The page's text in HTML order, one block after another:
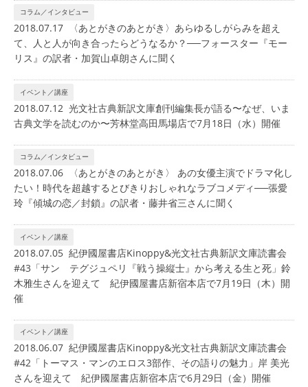
コラム／インタビュー
2018.07.17 〈あとがきのあとがき〉あらゆるしがらみを超え
て、人と人が向き合ったらどうなるか？──フォースター『モー
リス』の訳者・加賀山卓朗さんに聞く
イベント／講座
2018.07.12 光文社古典新訳文庫創刊編集長が語る〜なぜ、いま
古典文学を読むのか〜芳林堂高田馬場店で7月18日（水）開催
コラム／インタビュー
2018.07.06 〈あとがきのあとがき〉 あの女優主演でドラマ化し
たい！時代を超越するとびきりおしゃれなラブコメディ──張愛
玲『傾城の恋／封鎖』の訳者・藤井省三さんに聞く
イベント／講座
2018.07.05 紀伊國屋書店Kinoppy&光文社古典新訳文庫読書会
#43「サン゠テグジュペリ『戦う操縦士』から考える生と死」鈴
木雅生さんを迎えて 紀伊國屋書店新宿本店で7月19日（木）開
催
イベント／講座
2018.06.07 紀伊國屋書店Kinoppy&光文社古典新訳文庫読書会
#42「トーマス・マンのエロス3部作、その語りの魅力」岸 美光
さんを迎えて 紀伊國屋書店新宿本店で6月29日（金）開催